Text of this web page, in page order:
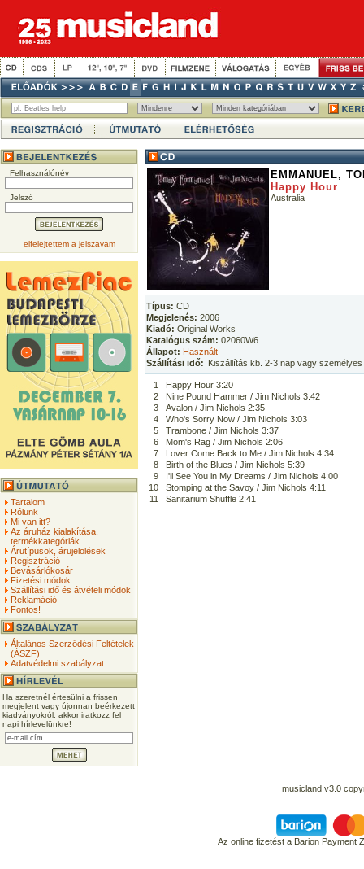
Felhasználónév
Jelszó
elfelejtettem a jelszavam
Tartalom
Rólunk
Mi van itt?
Az áruház kialakítása,
termékkategóriák
Árutípusok, árujelölések
Regisztráció
Bevásárlókosár
Fizetési módok
Szállítási idő és átvételi módok
Reklamáció
Fontos!
Általános Szerződési Feltételek
(ÁSZF)
Adatvédelmi szabályzat
Ha szeretnél értesülni a frissen
megjelent vagy újonnan beérkezett
kiadványokról, akkor iratkozz fel
napi hírlevelünkre!
EMMANUEL,
Happy Hour
Australia
Típus: CD
Megjelenés: 2006
Kiadó: Original Works
Katalógus szám: 02060W6
Állapot: Használt
Szállítási idő: Kiszállítás kb. 2-3 nap vagy
1
Happy Hour 3:20
2
Nine Pound Hammer / Jim Nichols 3:42
3
Avalon / Jim Nichols 2:35
4
Who's Sorry Now / Jim Nichols 3:03
5
Trambone / Jim Nichols 3:37
6
Mom's Rag / Jim Nichols 2:06
7
Lover Come Back to Me / Jim Nichols 4:34
8
Birth of the Blues / Jim Nichols 5:39
9
I'll See You in My Dreams / Jim Nichols 4:00
10
Stomping at the Savoy / Jim Nichols 4:11
11
Sanitarium Shuffle 2:41
musicland v3.0
Az online fizetést a Barion Payment